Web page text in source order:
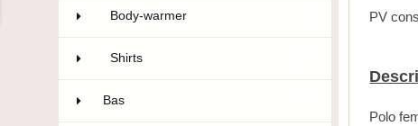
Body-warmer
Shirts
Bas
PV
Polo